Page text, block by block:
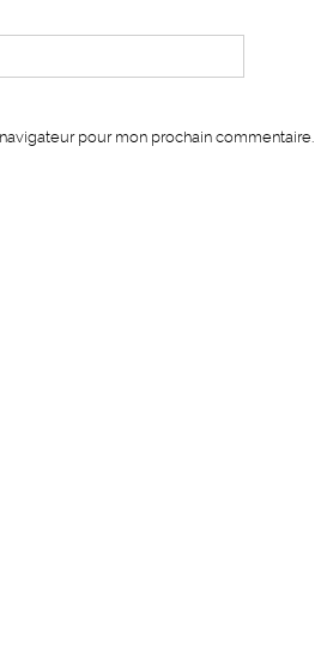
pour mon prochain commentaire.